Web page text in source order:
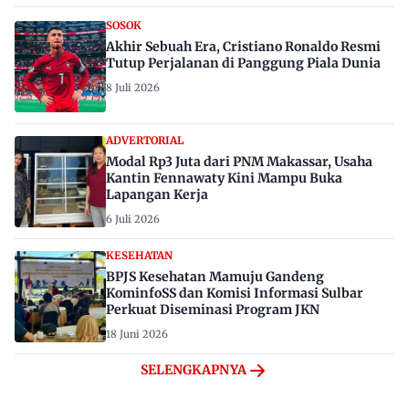
SOSOK
Akhir Sebuah Era, Cristiano Ronaldo Resmi
Tutup Perjalanan di Panggung Piala Dunia
8 Juli 2026
ADVERTORIAL
Modal Rp3 Juta dari PNM Makassar, Usaha
Kantin Fennawaty Kini Mampu Buka
Lapangan Kerja
6 Juli 2026
KESEHATAN
BPJS Kesehatan Mamuju Gandeng
KominfoSS dan Komisi Informasi Sulbar
Perkuat Diseminasi Program JKN
18 Juni 2026
SELENGKAPNYA